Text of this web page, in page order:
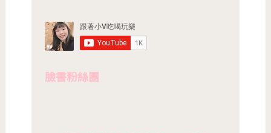
臉書粉絲團